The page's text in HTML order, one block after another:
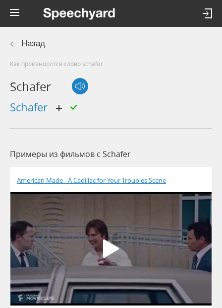
Назад
Как произносится слово schafer
Schafer
Schafer
Примеры из фильмов c Schafer
American Made - A Cadillac for Your Troubles Scene